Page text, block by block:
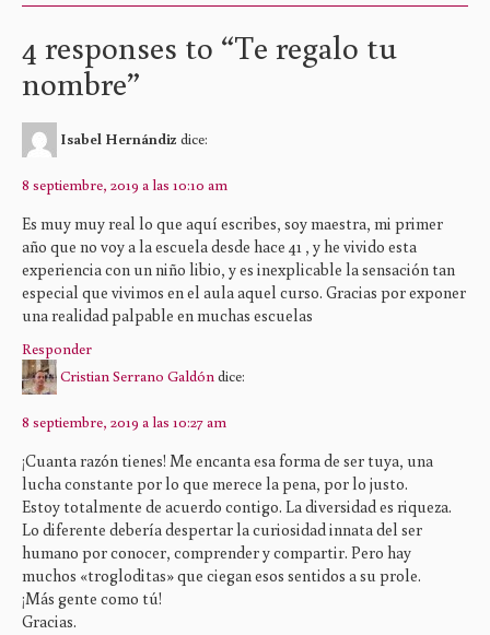
4 responses to “Te regalo tu
nombre”
Isabel Hernándiz dice:
8 septiembre, 2019 a las 10:10 am
Es muy muy real lo que aquí escribes, soy maestra, mi primer
año que no voy a la escuela desde hace 41 , y he vivido esta
experiencia con un niño libio, y es inexplicable la sensación tan
especial que vivimos en el aula aquel curso. Gracias por exponer
una realidad palpable en muchas escuelas
Responder
Cristian Serrano Galdón dice:
8 septiembre, 2019 a las 10:27 am
¡Cuanta razón tienes! Me encanta esa forma de ser tuya, una
lucha constante por lo que merece la pena, por lo justo.
Estoy totalmente de acuerdo contigo. La diversidad es riqueza.
Lo diferente debería despertar la curiosidad innata del ser
humano por conocer, comprender y compartir. Pero hay
muchos «trogloditas» que ciegan esos sentidos a su prole.
¡Más gente como tú!
Gracias.